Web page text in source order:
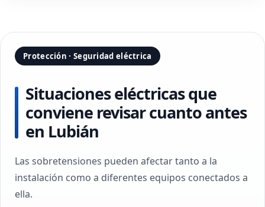
Protección · Seguridad eléctrica
Situaciones eléctricas que
conviene revisar cuanto antes
en Lubián
Las sobretensiones pueden afectar tanto a la
instalación como a diferentes equipos conectados a
ella.